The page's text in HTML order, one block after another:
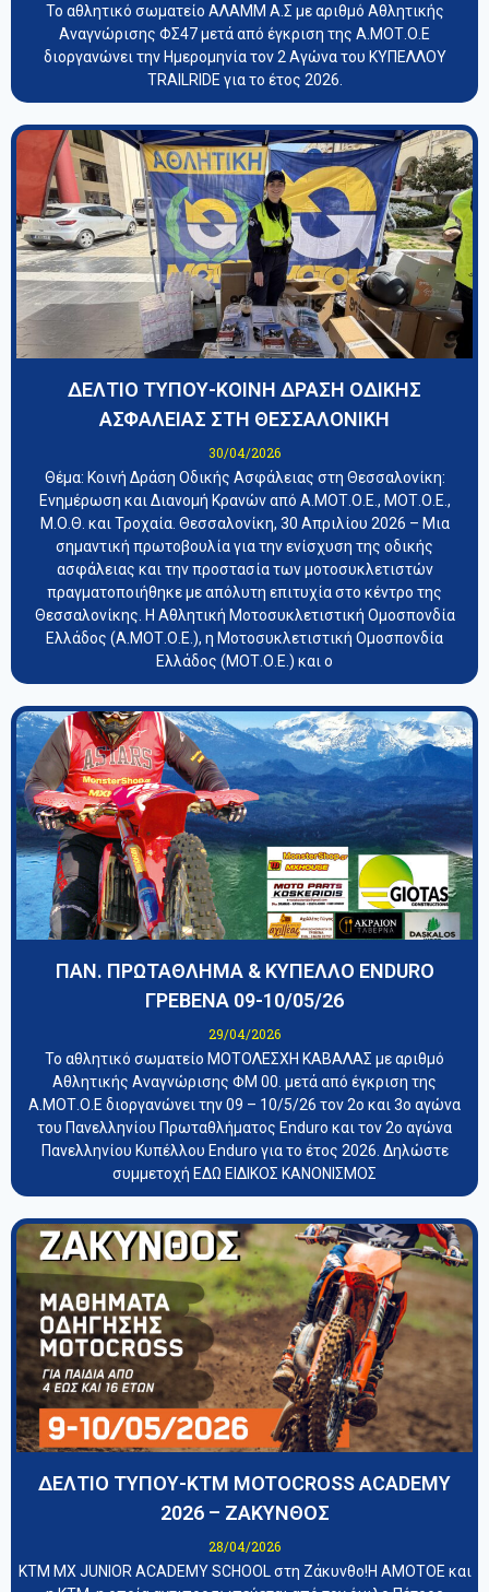
Το αθλητικό σωματείο ΑΛΑΜΜ Α.Σ με αριθμό Αθλητικής
Αναγνώρισης ΦΣ47 μετά από έγκριση της Α.ΜΟΤ.Ο.Ε
διοργανώνει την Ημερομηνία τον 2 Αγώνα του ΚΥΠΕΛΛΟΥ
TRAILRIDE για το έτος 2026.
ΔΕΛΤΙΟ ΤΥΠΟΥ-ΚΟΙΝΗ ΔΡΑΣΗ ΟΔΙΚΗΣ
ΑΣΦΑΛΕΙΑΣ ΣΤΗ ΘΕΣΣΑΛΟΝΙΚΗ
30/04/2026
​Θέμα: Κοινή Δράση Οδικής Ασφάλειας στη Θεσσαλονίκη:
Ενημέρωση και Διανομή Κρανών από Α.ΜΟΤ.Ο.Ε., ΜΟΤ.Ο.Ε.,
Μ.Ο.Θ. και Τροχαία. ​Θεσσαλονίκη, 30 Απριλίου 2026 – Μια
σημαντική πρωτοβουλία για την ενίσχυση της οδικής
ασφάλειας και την προστασία των μοτοσυκλετιστών
πραγματοποιήθηκε με απόλυτη επιτυχία στο κέντρο της
Θεσσαλονίκης. Η Αθλητική Μοτοσυκλετιστική Ομοσπονδία
Ελλάδος (Α.ΜΟΤ.Ο.Ε.), η Μοτοσυκλετιστική Ομοσπονδία
Ελλάδος (ΜΟΤ.Ο.Ε.) και ο
ΠΑΝ. ΠΡΩΤΑΘΛΗΜΑ & ΚΥΠΕΛΛΟ ENDURO
ΓΡΕΒΕΝΑ 09-10/05/26
29/04/2026
Το αθλητικό σωματείο ΜΟΤΟΛΕΣΧΗ ΚΑΒΑΛΑΣ με αριθμό
Αθλητικής Αναγνώρισης ΦΜ 00. μετά από έγκριση της
Α.ΜΟΤ.Ο.Ε διοργανώνει την 09 – 10/5/26 τον 2ο και 3ο αγώνα
του Πανελληνίου Πρωταθλήματος Enduro και τον 2ο αγώνα
Πανελληνίου Κυπέλλου Enduro για το έτος 2026. Δηλώστε
συμμετοχή ΕΔΩ ΕΙΔΙΚΟΣ ΚΑΝΟΝΙΣΜΟΣ
ΔΕΛΤΙΟ ΤΥΠΟΥ-KTM MOTOCROSS ACADEMY
2026 – ΖΑΚΥΝΘΟΣ
28/04/2026
KTM MX JUNIOR ACADEMY SCHOOL στη Ζάκυνθο!Η ΑΜΟΤΟΕ και